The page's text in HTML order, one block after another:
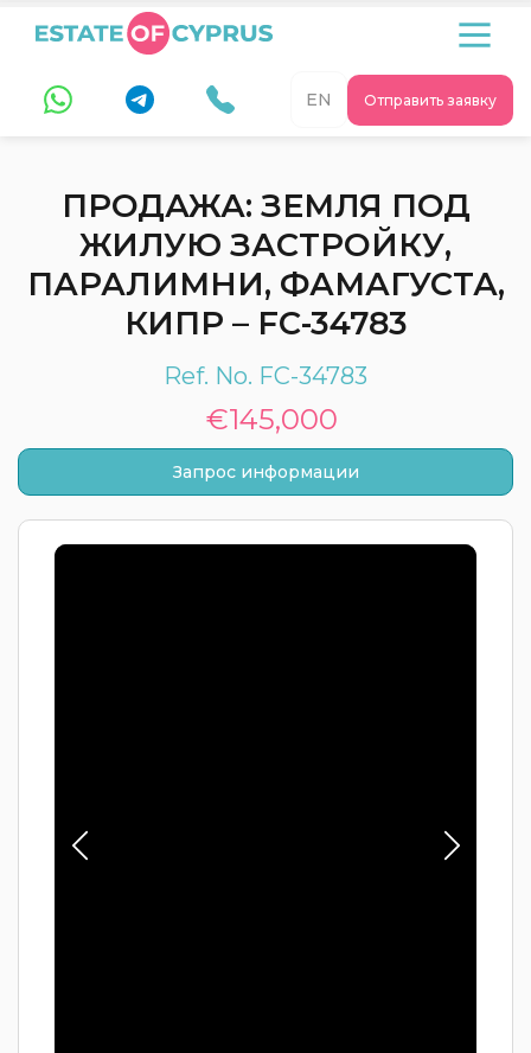
Отправить заявку
EN
ПРОДАЖА: ЗЕМЛЯ ПОД
ЖИЛУЮ ЗАСТРОЙКУ,
ПАРАЛИМНИ, ФАМАГУСТА,
КИПР – FC-34783
Ref. No. FC-34783
€145,000
Запрос информации